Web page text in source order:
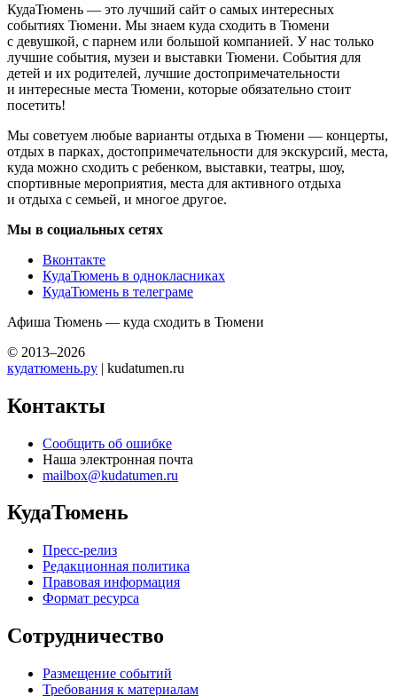
КудаТюмень — это лучший сайт о самых интересных
событиях Тюмени. Мы знаем куда сходить в Тюмени
с девушкой, с парнем или большой компанией. У нас только
лучшие события, музеи и выставки Тюмени. События для
детей и их родителей, лучшие достопримечательности
и интересные места Тюмени, которые обязательно стоит
посетить!
Мы советуем любые варианты отдыха в Тюмени — концерты,
отдых в парках, достопримечательности для экскурсий, места,
куда можно сходить с ребенком, выставки, театры, шоу,
спортивные мероприятия, места для активного отдыха
и отдыха с семьей, и многое другое.
Мы в социальных сетях
Вконтакте
КудаТюмень в однокласниках
КудаТюмень в телеграме
Афиша Тюмень — куда сходить в Тюмени
© 2013–2026
кудатюмень.ру | kudatumen.ru
Контакты
Сообщить об ошибке
Наша электронная почта
mailbox@kudatumen.ru
КудаТюмень
Пресс-релиз
Редакционная политика
Правовая информация
Формат ресурса
Сотрудничество
Размещение событий
Требования к материалам